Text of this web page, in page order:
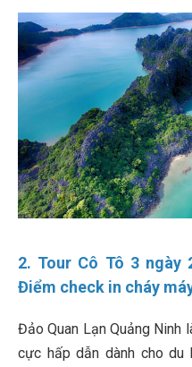
2. Tour Cô Tô 3 ngày
Điểm check in cháy
Đảo Quan Lạn Quảng Ninh
cực hấp dẫn dành cho du